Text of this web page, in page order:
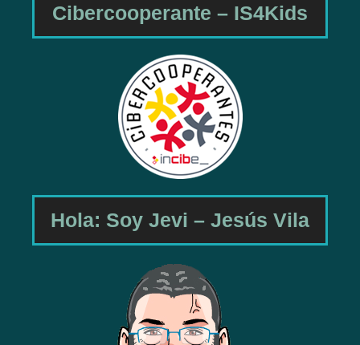
Cibercooperante – IS4Kids
Hola: Soy Jevi – Jesús Vila